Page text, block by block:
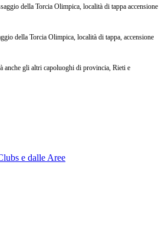
della Torcia Olimpica, località di tappa accensione
della Torcia Olimpica, località di tappa, accensione
anche gli altri capoluoghi di provincia, Rieti e
e dalle Aree